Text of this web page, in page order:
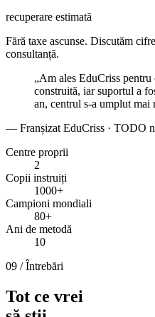
recuperare estimată
Fără taxe ascunse. Discutăm
consultanță.
„Am ales EduCriss pentru
construită, iar suportul a
an, centrul s-a umplut mai
— Franșizat EduCriss · TODO
Centre proprii
2
Copii instruiți
1000+
Campioni mondiali
80+
Ani de metodă
10
09 /Întrebări
Tot ce vrei